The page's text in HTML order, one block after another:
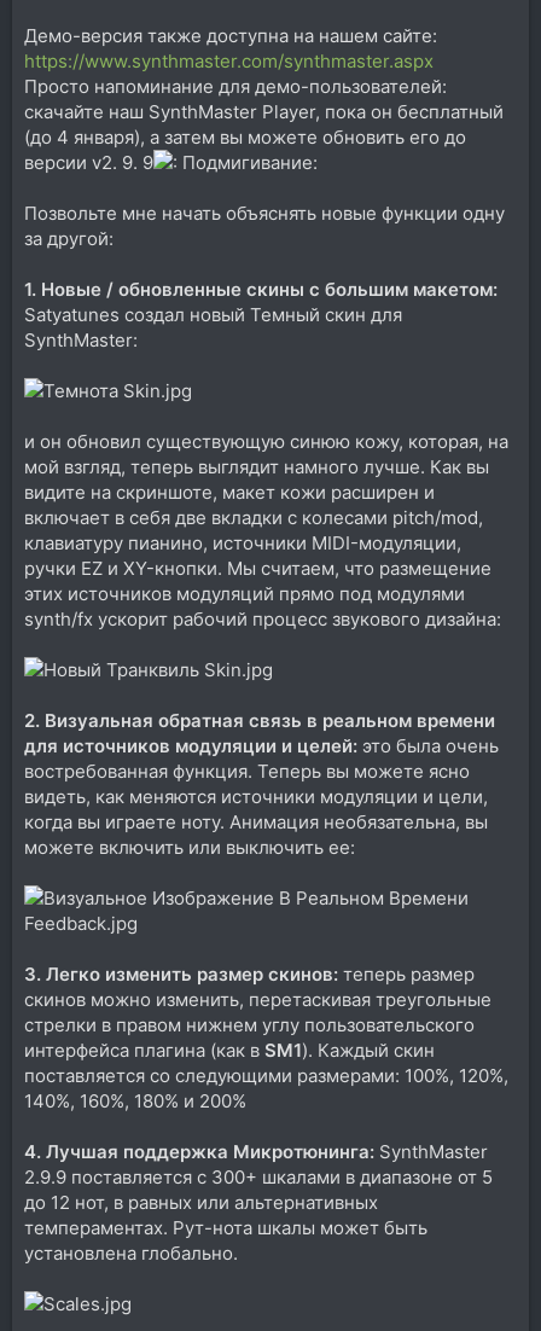
Демо-версия также доступна на нашем сайте:
https://www.synthmaster.com/synthmaster.aspx
Просто напоминание для демо-пользователей:
скачайте наш SynthMaster Player, пока он бесплатный
(до 4 января), а затем вы можете обновить его до
версии v2. 9. 9
Позвольте мне начать объяснять новые функции одну
за другой:
1. Новые / обновленные скины с большим макетом:
Satyatunes создал новый Темный скин для
SynthMaster:
и он обновил существующую синюю кожу, которая, на
мой взгляд, теперь выглядит намного лучше. Как вы
видите на скриншоте, макет кожи расширен и
включает в себя две вкладки с колесами pitch/mod,
клавиатуру пианино, источники MIDI-модуляции,
ручки EZ и XY-кнопки. Мы считаем, что размещение
этих источников модуляций прямо под модулями
synth/fx ускорит рабочий процесс звукового дизайна:
2. Визуальная обратная связь в реальном времени
для источников модуляции и целей: это была очень
востребованная функция. Теперь вы можете ясно
видеть, как меняются источники модуляции и цели,
когда вы играете ноту. Анимация необязательна, вы
можете включить или выключить ее:
3. Легко изменить размер скинов: теперь размер
скинов можно изменить, перетаскивая треугольные
стрелки в правом нижнем углу пользовательского
интерфейса плагина (как в SM1). Каждый скин
поставляется со следующими размерами: 100%, 120%,
140%, 160%, 180% и 200%
4. Лучшая поддержка Микротюнинга: SynthMaster
2.9.9 поставляется с 300+ шкалами в диапазоне от 5
до 12 нот, в равных или альтернативных
темпераментах. Рут-нота шкалы может быть
установлена глобально.